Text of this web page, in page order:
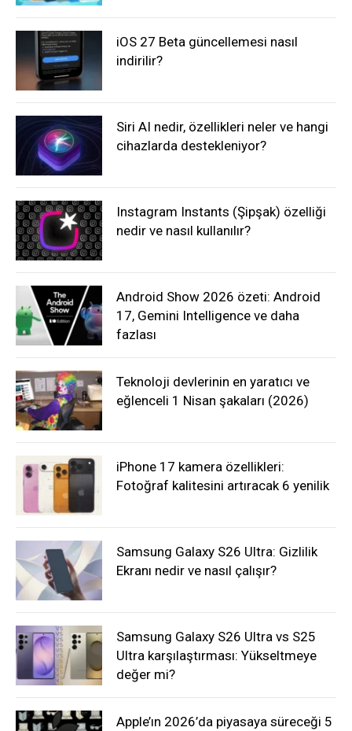
iOS 27 Beta güncellemesi nasıl
indirilir?
Siri AI nedir, özellikleri neler ve hangi
cihazlarda destekleniyor?
Instagram Instants (Şipşak) özelliği
nedir ve nasıl kullanılır?
Android Show 2026 özeti: Android
17, Gemini Intelligence ve daha
fazlası
Teknoloji devlerinin en yaratıcı ve
eğlenceli 1 Nisan şakaları (2026)
iPhone 17 kamera özellikleri:
Fotoğraf kalitesini artıracak 6 yenilik
Samsung Galaxy S26 Ultra: Gizlilik
Ekranı nedir ve nasıl çalışır?
Samsung Galaxy S26 Ultra vs S25
Ultra karşılaştırması: Yükseltmeye
değer mi?
Apple’ın 2026’da piyasaya süreceği 5